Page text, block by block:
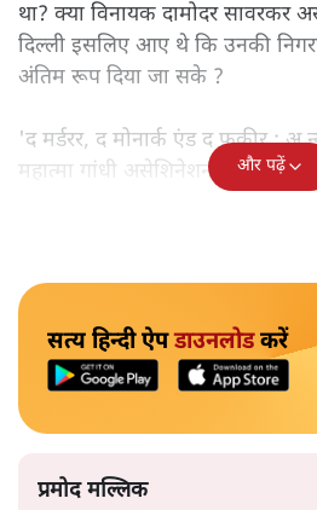
था? क्या विनायक दामोदर सावरकर
दिल्ली इसलिए आए थे कि उनकी
अंतिम रूप दिया जा सके ?
'द मर्डरर, द मोनार्क एंड द फ़कीर :
महात्मा गांधी असेशिनेशन' नामक
और पढ़ें
सत्य हिन्दी ऐपडाउनलोडकरें
प्रमोद मल्लिक